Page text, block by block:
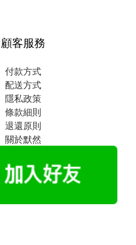
顧客服務
付款方式
配送方式
隱私政策
條款細則
退還原則
關於默然